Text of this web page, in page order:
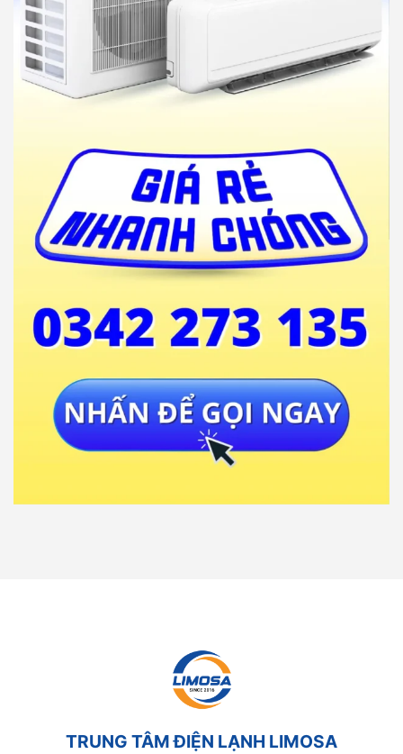
TRUNG TÂM ĐIỆN LẠNH LIMOSA